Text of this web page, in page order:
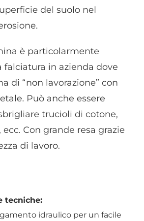
del suolo nel
è particolarmente
falciatura in azienda dove
di “non lavorazione” con
Può anche essere
trucioli di cotone,
ecc. Con grande resa grazie
di lavoro.
tecniche:
idraulico per un facile